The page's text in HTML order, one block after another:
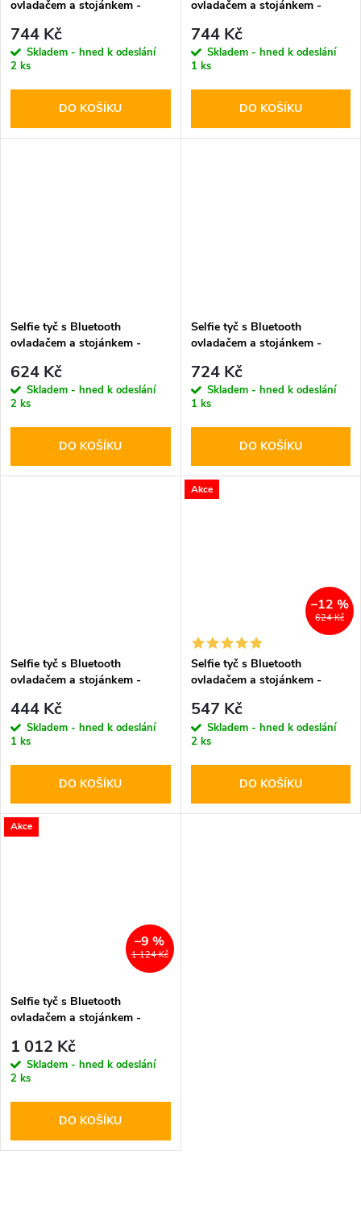
ovladačem a stojánkem -
Stick Tripod White
744 Kč
Skladem - hned k odeslání
2 ks
DO KOŠÍKU
ovladačem a stojánkem -
Selfie Stick Tripod
744 Kč
Skladem - hned k odeslání
1 ks
DO KOŠÍKU
Selfie tyč s Bluetooth
ovladačem a stojánkem -
Stick Tripod
624 Kč
Skladem - hned k odeslání
2 ks
DO KOŠÍKU
Selfie tyč s Bluetooth
ovladačem a stojánkem -
Stick Tripod
724 Kč
Skladem - hned k odeslání
1 ks
DO KOŠÍKU
Selfie tyč s Bluetooth
ovladačem a stojánkem -
Stick Tripod
444 Kč
Skladem - hned k odeslání
1 ks
DO KOŠÍKU
Akce
624 Kč
–12 %
Selfie tyč s Bluetooth
ovladačem a stojánkem -
547 Kč
Skladem - hned k odeslání
2 ks
DO KOŠÍKU
Akce
1 124 Kč
–9 %
Selfie tyč s Bluetooth
ovladačem a stojánkem -
1 012 Kč
Skladem - hned k odeslání
2 ks
DO KOŠÍKU